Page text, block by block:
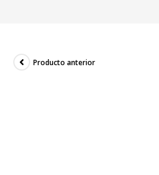
Producto anterior